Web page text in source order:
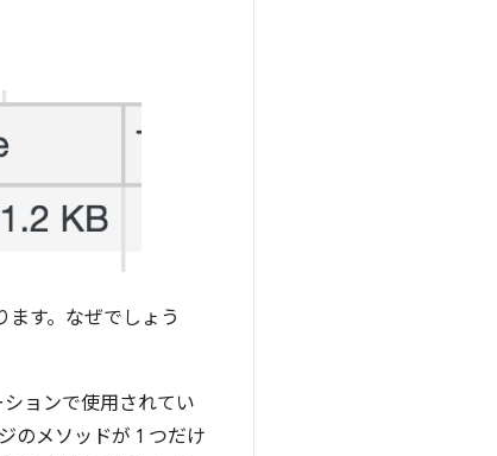
す。なぜでしょう
ョンで使用されてい
のメソッドが 1 つだけ